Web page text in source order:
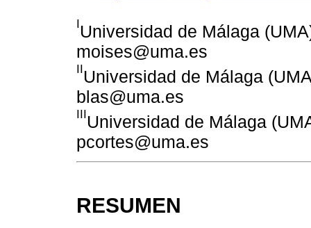
IUniversidad de Málaga
moises@uma.es
IIUniversidad de Málaga
blas@uma.es
IIIUniversidad de Málaga
pcortes@uma.es
RESUMEN